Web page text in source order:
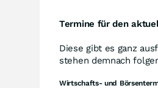
Termine für den
Diese gibt es ganz
stehen demnach
Wirtschafts- und